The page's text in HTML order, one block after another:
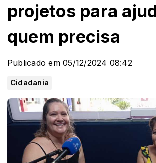
projetos para
quem precisa
Publicado em 05/12/2024 08:42
Cidadania